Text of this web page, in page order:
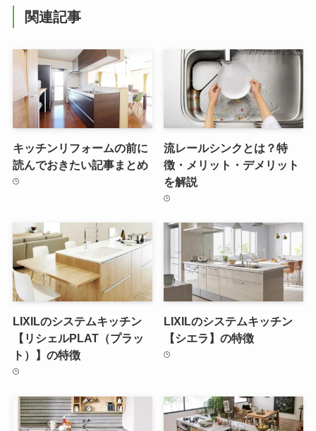
関連記事
キッチンリフォームの前に
読んでおきたい記事まとめ
流レールシンクとは？特
徴・メリット・デメリット
を解説
LIXILのシステムキッチン
【リシェルPLAT（プラッ
ト）】の特徴
LIXILのシステムキッチン
【シエラ】の特徴